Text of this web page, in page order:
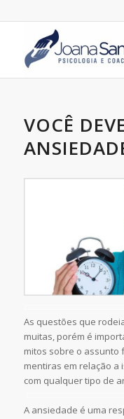
VOCÊ
As questões que
muitas, porém é
mitos sobre o assunto
mentiras em relação a
com qualquer tipo de
A ansiedade é uma